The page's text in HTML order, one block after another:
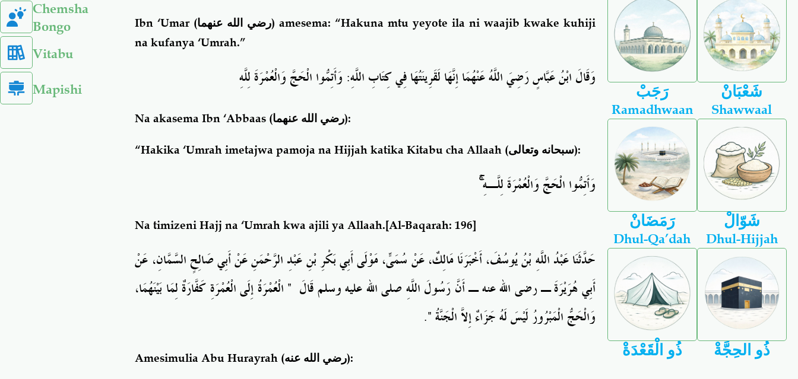
Chemsha
Bongo
Vitabu
Mapishi
Ibn ‘Umar (رضي الله عنهما) amesema: “Hakuna mtu yeyote ila ni waajib kwake kuhiji
na kufanya ‘Umrah.”
وَقَالَ ابْنُ عَبَّاسٍ رَضِيَ اللَّهُ عَنْهُمَاإِنَّهَا لَقَرِينَتُهَافِيكِتَابِ اللَّهِ: وَأَتِمُّوا الْحَجَّ وَالْعُمْرَةَ لِلَّه
Na akasema Ibn ‘Abbaas (رضي الله عنهما):
“Hakika ‘Umrah imetajwa pamoja na Hijjah katika Kitabu cha Allaah (سبحانه وتعالى):
وَأَتِمُّوا الْحَجَّ وَالْعُمْرَةَ لِلَّـهِ ۚ
Na timizeni Hajj na ‘Umrah kwa ajili ya Allaah.[Al-Baqarah: 196]
حَدَّثَنَاعَبْدُ اللَّهِ بْنُ يُوسُفَ، أَخْبَرَنَامَالِكٌ، عَنْ سُمَىٍّ، مَوْلَىأَبِيبَكْرِ بْنِ عَبْدِ الرَّحْمَنِ عَنْ أَبِيصَالِحٍ السَّمَّانِ، عَنْ
أَبِيهُرَيْرَةَ ـرضى اللهعنهـأَنَّ رَسُولَ اللَّهِ صلىاللهعليهوسلمقَالَ ‏ "‏ الْعُمْرَةُ إِلَىالْعُمْرَةِ كَفَّارَةٌ لِمَا بَيْنَهُمَا،
وَالْحَجُّ الْمَبْرُورُ لَيْسَ لَهُ جَزَاءٌ إِلاَّ الْجَنَّةُ ‏"‏‏.‏
Amesimulia Abu Hurayrah (رضي الله عنه):
رَجَبْ شَعْبَانْ
Ramadhwaan
رَمَضَانْ
Shawwaal
شَوّالْ
Dhul-Qa’dah
ذُو الْقَعْدَةْ
Dhul-Hijjah
ذُو الحِجَّةْ